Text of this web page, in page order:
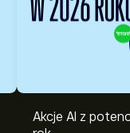
Akcje AI z